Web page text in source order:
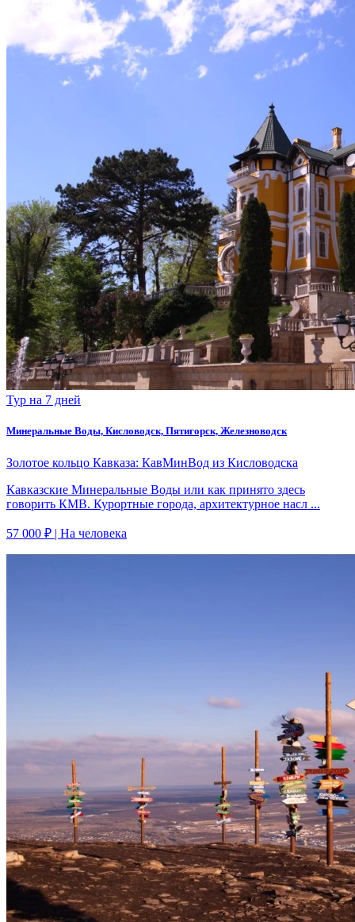
Тур на 7 дней
Минеральные Воды, Кисловодск, Пятигорск, Железноводск
Золотое кольцо Кавказа: КавМинВод из Кисловодска
Кавказские Минеральные Воды или как принято здесь
говорить КМВ. Курортные города, архитектурное насл ...
57 000 ₽ | На человека